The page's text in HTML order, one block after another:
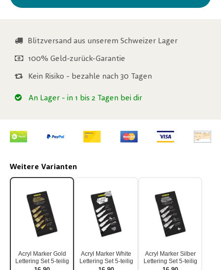
Blitzversand aus unserem Schweizer Lager
100% Geld-zurück-Garantie
Kein Risiko - bezahle nach 30 Tagen
An Lager - in 1 bis 2 Tagen bei dir
Weitere Varianten
Acryl Marker Gold
Lettering Set 5-teilig
Acryl Marker White
Lettering Set 5-teilig
Acryl Marker Silber
Lettering Set 5-teilig